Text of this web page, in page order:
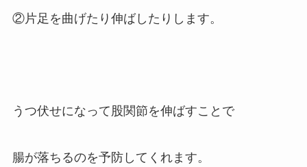
②片足を曲げたり伸ばしたりします。
うつ伏せになって股関節を伸ばすことで
腸が落ちるのを予防してくれます。